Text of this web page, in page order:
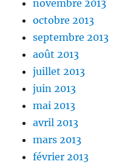
novembre 2013
octobre 2013
septembre 2013
août 2013
juillet 2013
juin 2013
mai 2013
avril 2013
mars 2013
février 2013